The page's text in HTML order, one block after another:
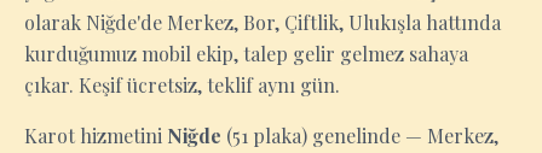
olarak Niğde'de Merkez, Bor, Çiftlik, Ulukışla hattında
kurduğumuz mobil ekip, talep gelir gelmez sahaya
çıkar. Keşif ücretsiz, teklif aynı gün.
Karot hizmetini Niğde (51 plaka) genelinde — Merkez,